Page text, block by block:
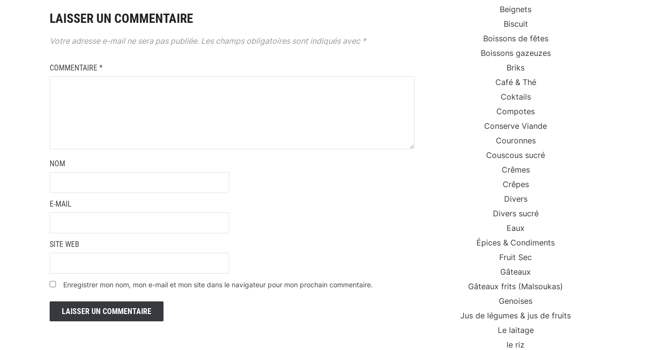
LAISSER UN COMMENTAIRE
Votre adresse e-mail ne sera pas publiée. Les champs obligatoires sont indiqués avec *
COMMENTAIRE *
NOM
E-MAIL
SITE WEB
Enregistrer mon nom, mon e-mail et mon site dans le navigateur pour mon prochain commentaire.
Beignets
Biscuit
Boissons de fêtes
Boissons gazeuzes
Briks
Café & Thé
Coktails
Compotes
Conserve Viande
Couronnes
Couscous sucré
Crêmes
Crêpes
Divers
Divers sucré
Eaux
Épices & Condiments
Fruit Sec
Gâteaux
Gâteaux frits (Malsoukas)
Genoises
Jus de légumes & jus de fruits
Le laitage
le riz